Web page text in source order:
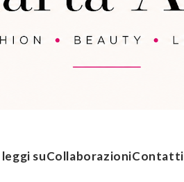
suCollaborazioniContatti